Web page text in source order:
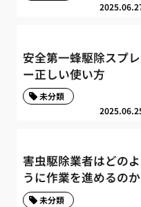
安全第一蜂駆除スプレ
ー正しい使い方
未分類
害虫駆除業者はどのよ
うに作業を進めるのか
未分類